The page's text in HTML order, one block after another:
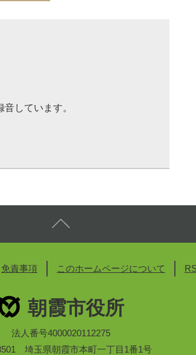
しています。
免責事項 このホームページについて
朝霞市役所
法人番号4000020112275
埼玉県朝霞市本町一丁目1番1号